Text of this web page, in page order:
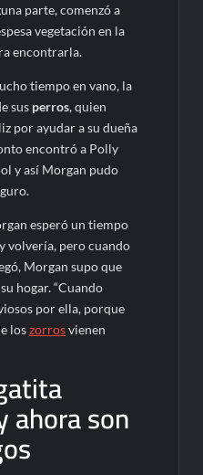
parte, comenzó a
vegetación en la
encontrarla.
tiempo en vano, la
sus perros, quien
por ayudar a su dueña
encontró a Polly
y así Morgan pudo
esperó un tiempo
volvería, pero cuando
Morgan supo que
hogar. “Cuando
por ella, porque
loszorrosvienen
ahora son